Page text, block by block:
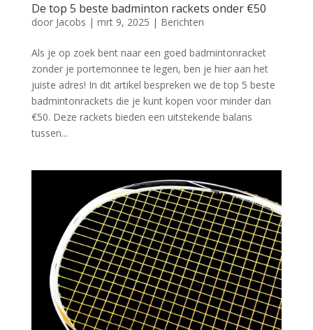
De top 5 beste badminton rackets onder €50
door Jacobs | mrt 9, 2025 | Berichten
Als je op zoek bent naar een goed badmintonracket
zonder je portemonnee te legen, ben je hier aan het
juiste adres! In dit artikel bespreken we de top 5 beste
badmintonrackets die je kunt kopen voor minder dan
€50. Deze rackets bieden een uitstekende balans
tussen...